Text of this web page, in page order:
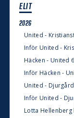
ELIT
2026
United -
Inför United -
Häcken - United
Inför Häcken -
United -
Inför United -
Lotta